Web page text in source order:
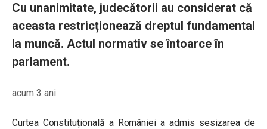
Cu unanimitate, judecătorii au considerat că
aceasta restricționează dreptul fundamental
la muncă. Actul normativ se întoarce în
parlament.
acum 3 ani
Curtea Constituțională a României a admis sesizarea de